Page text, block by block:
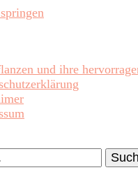
und ihre